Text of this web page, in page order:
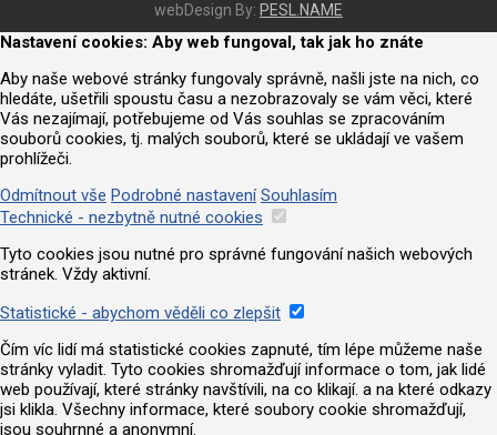
webDesign By: PESL.NAME
Nastavení cookies: Aby web fungoval, tak jak ho znáte
Aby naše webové stránky fungovaly správně, našli jste na nich, co
hledáte, ušetřili spoustu času a nezobrazovaly se vám věci, které
Vás nezajímají, potřebujeme od Vás souhlas se zpracováním
souborů cookies, tj. malých souborů, které se ukládají ve vašem
prohlížeči.
Odmítnout vše Podrobné nastavení Souhlasím
Technické - nezbytně nutné cookies
Tyto cookies jsou nutné pro správné fungování našich webových
stránek. Vždy aktivní.
Statistické - abychom věděli co zlepšit
Čím víc lidí má statistické cookies zapnuté, tím lépe můžeme naše
stránky vyladit. Tyto cookies shromažďují informace o tom, jak lidé
web používají, které stránky navštívili, na co klikají. a na které odkazy
jsi klikla. Všechny informace, které soubory cookie shromažďují,
jsou souhrnné a anonymní.